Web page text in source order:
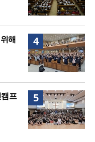
4
해
5
프